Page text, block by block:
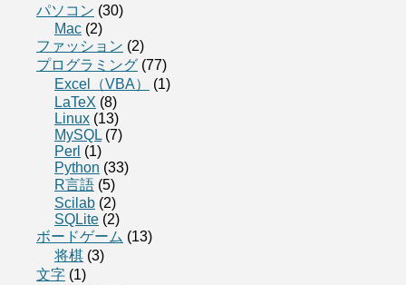
パソコン (30)
Mac (2)
ファッション (2)
プログラミング (77)
Excel（VBA）
(1)
LaTeX (8)
Linux (13)
MySQL (7)
Perl (1)
Python (33)
R言語 (5)
Scilab (2)
SQLite (2)
ボードゲーム (13)
将棋 (3)
文字 (1)